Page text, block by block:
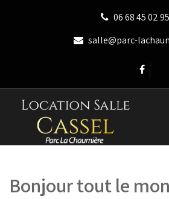
06 68 45 02 95
salle@parc-
Bonjour tout le